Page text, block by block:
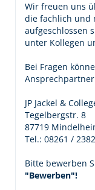
Wir freuen uns
die fachlich und
aufgeschlossen
unter Kollegen
Bei Fragen
JP Jackel &
Tegelbergstr. 8
87719
Tel.: 08261 /
Bitte bewerben
"Bewerben"!